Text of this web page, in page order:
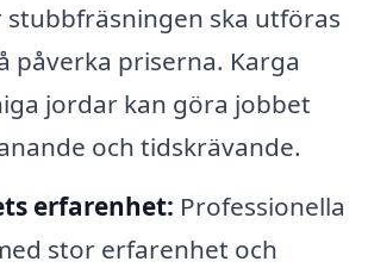
stubbfräsningen ska utföras
påverka priserna. Karga
jordar kan göra jobbet
och tidskrävande.
erfarenhet: Professionella
stor erfarenhet och